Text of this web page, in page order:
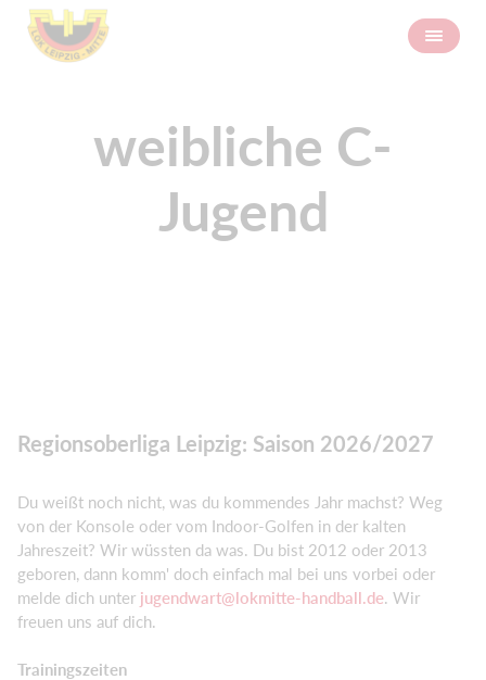
weibliche C-
Jugend
Regionsoberliga Leipzig: Saison 2026/2027
Du weißt noch nicht, was du kommendes Jahr machst? Weg
von der Konsole oder vom Indoor-Golfen in der kalten
Jahreszeit? Wir wüssten da was. Du bist 2012 oder 2013
geboren, dann komm' doch einfach mal bei uns vorbei oder
melde dich unter jugendwart@lokmitte-handball.de . Wir
freuen uns auf dich.
Trainingszeiten